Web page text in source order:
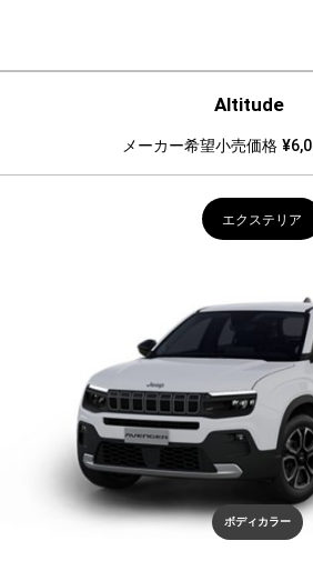
Altitude
メーカー希望小売価格
エクステリア
ボディカラー